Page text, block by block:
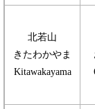
北若山
きたわかやま
Kitawakayama